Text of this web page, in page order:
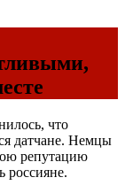
что
датчане. Немцы
репутацию
россияне.